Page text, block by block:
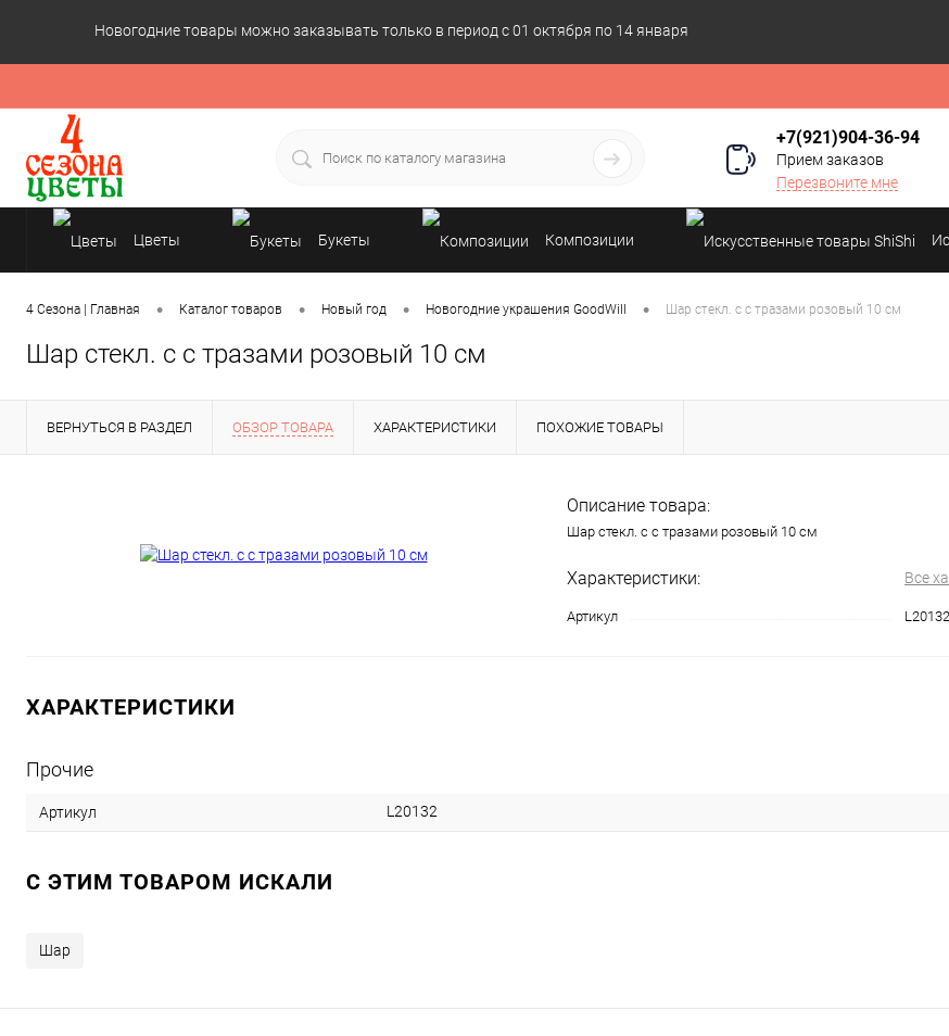
Новогодние товары можно заказывать только в период с 01 октября по 14 января
+7(921)904-36-94
Прием заказов
Перезвоните мне
Цветы Букеты Композиции
Подарки
4 Сезона | Главная • Каталог товаров • Новый год • Новогодние украшения GoodWill • Шар стекл. с с тразами розовый 10 см
Шар стекл. с с тразами розовый 10 см
ВЕРНУТЬСЯ В РАЗДЕЛ ОБЗОР ТОВАРА ХАРАКТЕРИСТИКИ ПОХОЖИЕ ТОВАРЫ
Описание товара:
Шар стекл. с с тразами розовый 10 см
Характеристики: Все
Артикул L20132
ХАРАКТЕРИСТИКИ
Прочие
Артикул L20132
C ЭТИМ ТОВАРОМ ИСКАЛИ
Шар